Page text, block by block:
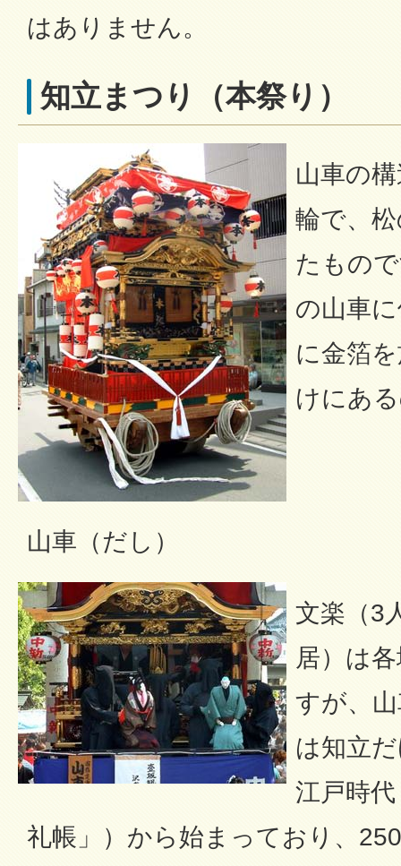
はありません。
知立まつり（本祭り）
山車の
輪で、
たもの
の山車
に金箔
けにあ
山車（だし）
文楽（3
居）は
すが、
は知立
江戸時
礼帳」）から始まっており、